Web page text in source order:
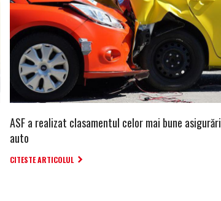
ASF a realizat clasamentul celor mai bune asigurări
auto
CITESTE ARTICOLUL